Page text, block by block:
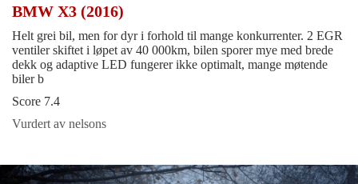
BMW X3 (2016)
Helt grei bil, men for dyr i forhold til mange konkurrenter. 2 EGR
ventiler skiftet i løpet av 40 000km, bilen sporer mye med brede
dekk og adaptive LED fungerer ikke optimalt, mange møtende
biler b
Score 7.4
Vurdert av nelsons